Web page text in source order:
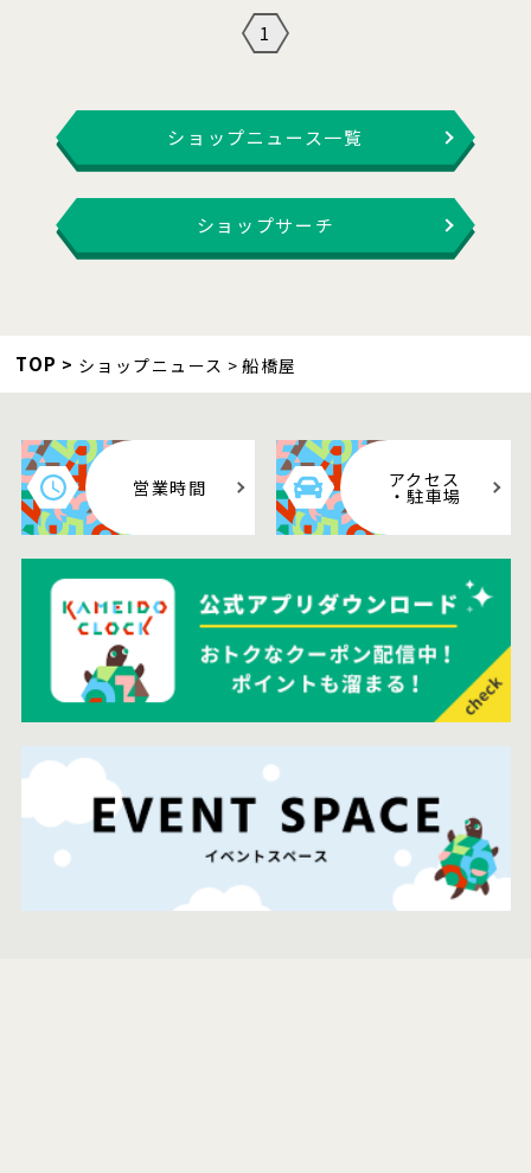
1
ショップニュース一覧
ショップサーチ
TOP ショップニュース 船橋屋
営業時間 アクセス
・駐車場